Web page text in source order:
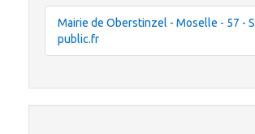
Mairie de Oberstinzel - Moselle - 57 -
public.fr